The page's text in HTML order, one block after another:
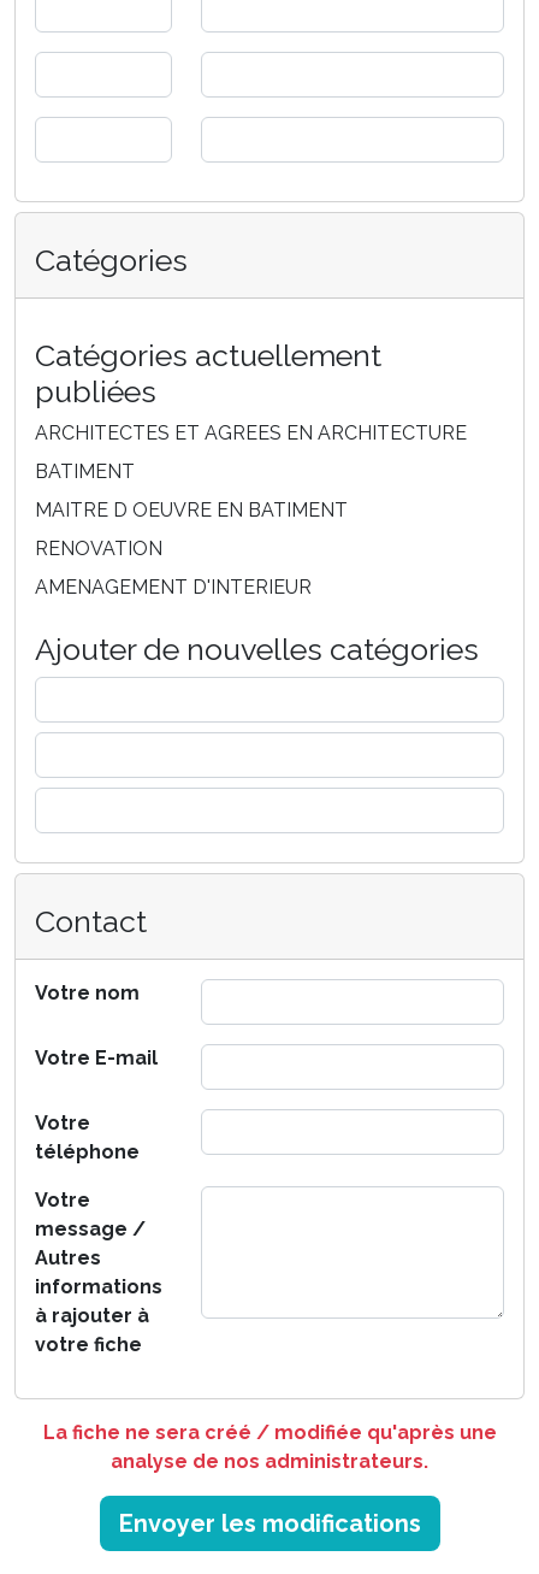
Catégories
Catégories actuellement
publiées
ARCHITECTES ET AGREES EN ARCHITECTURE
BATIMENT
MAITRE D OEUVRE EN BATIMENT
RENOVATION
AMENAGEMENT D'INTERIEUR
Ajouter de nouvelles catégories
Contact
Votre nom
Votre E-mail
Votre
téléphone
Votre
message /
Autres
informations
à rajouter à
votre fiche
La fiche ne sera créé / modifiée qu'après une
analyse de nos administrateurs.
Envoyer les modifications